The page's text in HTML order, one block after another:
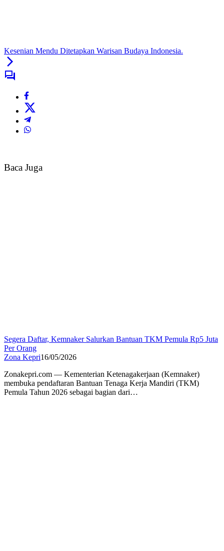
Kesenian Mendu Ditetapkan Warisan Budaya Indonesia.
Baca Juga
Segera Daftar, Kemnaker Salurkan Bantuan TKM Pemula Rp5 Juta
Per Orang
Zona Kepri16/05/2026
Zonakepri.com — Kementerian Ketenagakerjaan (Kemnaker)
membuka pendaftaran Bantuan Tenaga Kerja Mandiri (TKM)
Pemula Tahun 2026 sebagai bagian dari…